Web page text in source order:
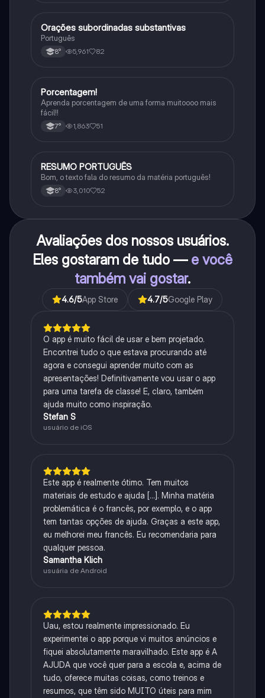
Português
Orações subordinadas substantivas
Português
8° 5,961 82
Matematica
Porcentagem!
Aprenda porcentagem de uma forma muitoooo mais
fácil!!
7° 1,863 51
Português
RESUMO PORTUGUÊS
Bom, o texto fala do resumo da matéria português!
8° 3,010 52
Avaliações dos nossos usuários.
Eles gostaram de tudo — e você
também vai gostar.
4.6/5App Store 4.7/5Google Play
O app é muito fácil de usar e bem projetado.
Encontrei tudo o que estava procurando até
agora e consegui aprender muito com as
apresentações! Definitivamente vou usar o app
para uma tarefa de classe! E, claro, também
ajuda muito como inspiração.
Stefan S
usuário de iOS
Este app é realmente ótimo. Tem muitos
materiais de estudo e ajuda [...]. Minha matéria
problemática é o francês, por exemplo, e o app
tem tantas opções de ajuda. Graças a este app,
eu melhorei meu francês. Eu recomendaria para
qualquer pessoa.
Samantha Klich
usuária de Android
Uau, estou realmente impressionado. Eu
experimentei o app porque vi muitos anúncios e
fiquei absolutamente maravilhado. Este app é A
AJUDA que você quer para a escola e, acima de
tudo, oferece muitas coisas, como treinos e
resumos, que têm sido MUITO úteis para mim